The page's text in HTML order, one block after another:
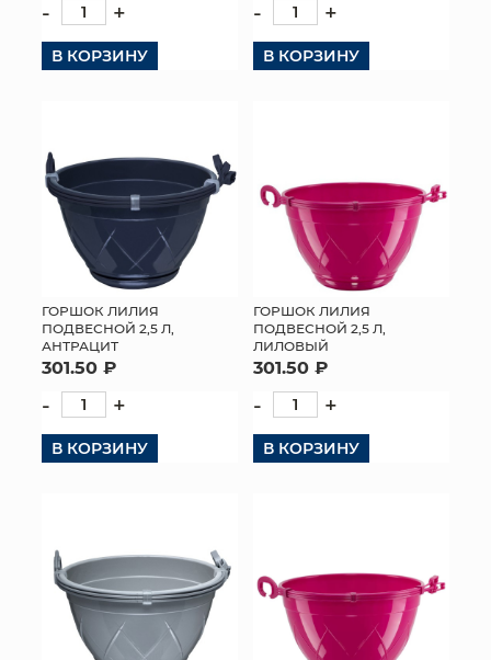
- +
В КОРЗИНУ
- +
В КОРЗИНУ
ГОРШОК ЛИЛИЯ
ПОДВЕСНОЙ 2,5 Л,
АНТРАЦИТ
301.50 ₽
- +
В КОРЗИНУ
ГОРШОК ЛИЛИЯ
ПОДВЕСНОЙ 2,5 Л,
ЛИЛОВЫЙ
301.50 ₽
- +
В КОРЗИНУ